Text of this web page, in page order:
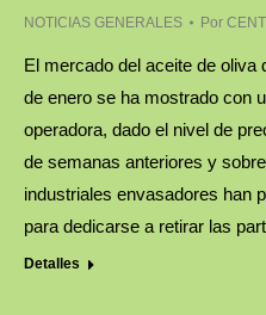
NOTICIAS GENERALES Por
El mercado del aceite de oliva
de enero se ha mostrado con
operadora, dado el nivel de
de semanas anteriores y
industriales envasadores han
para dedicarse a retirar las
Detalles